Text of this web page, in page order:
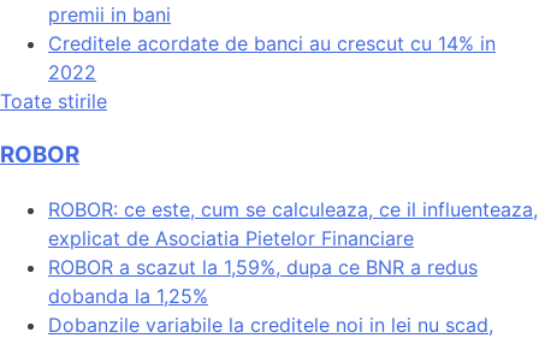
premii in bani
Creditele acordate de banci au crescut cu 14% in
2022
Toate stirile
ROBOR
ROBOR: ce este, cum se calculeaza, ce il influenteaza,
explicat de Asociatia Pietelor Financiare
ROBOR a scazut la 1,59%, dupa ce BNR a redus
dobanda la 1,25%
Dobanzile variabile la creditele noi in lei nu scad,